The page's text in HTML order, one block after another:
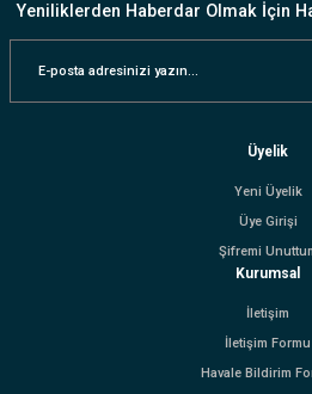
Yeniliklerden Haberdar Olmak İçin
Üyelik
Yeni Üyelik
Üye Girişi
Şifremi
Kurumsal
İletişim
İletişim Formu
Havale Bildirim